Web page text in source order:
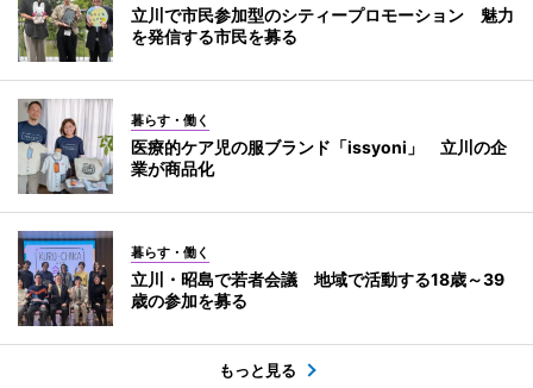
立川で市民参加型のシティープロモーション 魅力
を発信する市民を募る
暮らす・働く
医療的ケア児の服ブランド「issyoni」 立川の企
業が商品化
暮らす・働く
立川・昭島で若者会議 地域で活動する18歳～39
歳の参加を募る
もっと見る